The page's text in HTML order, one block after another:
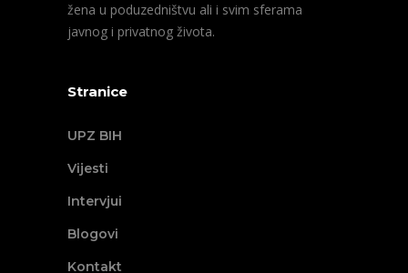
žena u poduzedništvu ali i svim sferama
javnog i privatnog života.
Stranice
UPZ BIH
Vijesti
Intervjui
Blogovi
Kontakt